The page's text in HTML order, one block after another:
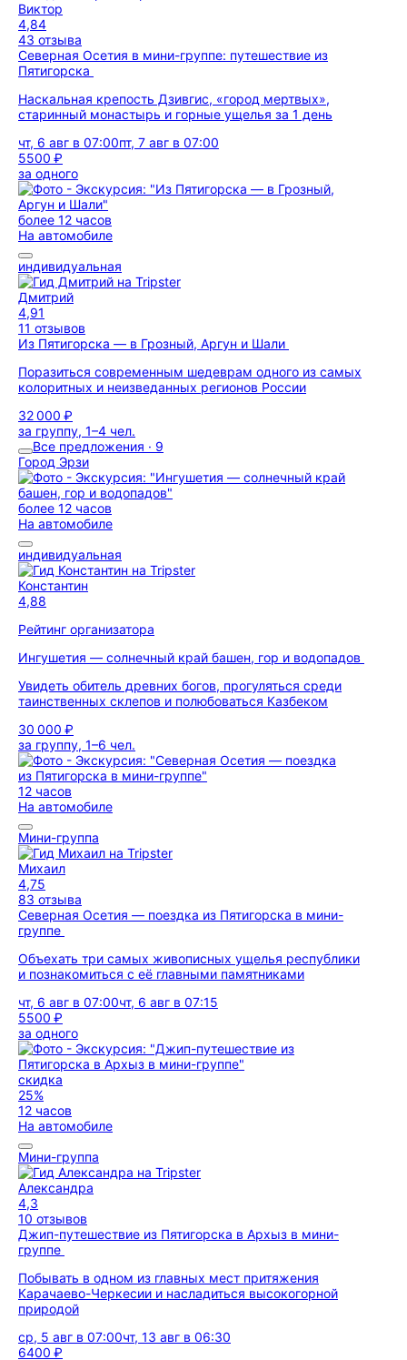
Виктор
4,84
43 отзыва
Северная Осетия в мини-группе: путешествие из
Пятигорска
Наскальная крепость Дзивгис, «город мертвых»,
старинный монастырь и горные ущелья за 1 день
чт, 6 авг в 07:00пт, 7 авг в 07:00
5500 ₽
за одного
более 12 часов
На автомобиле
индивидуальная
Дмитрий
4,91
11 отзывов
Из Пятигорска — в Грозный, Аргун и Шали
Поразиться современным шедеврам одного из самых
колоритных и неизведанных регионов России
32 000 ₽
за группу, 1–4 чел.
Все предложения · 9
Город Эрзи
более 12 часов
На автомобиле
индивидуальная
Константин
4,88
Рейтинг организатора
Ингушетия — солнечный край башен, гор и водопадов
Увидеть обитель древних богов, прогуляться среди
таинственных склепов и полюбоваться Казбеком
30 000 ₽
за группу, 1–6 чел.
12 часов
На автомобиле
Мини-группа
Михаил
4,75
83 отзыва
Северная Осетия — поездка из Пятигорска в мини-
группе
Объехать три самых живописных ущелья республики
и познакомиться с её главными памятниками
чт, 6 авг в 07:00чт, 6 авг в 07:15
5500 ₽
за одного
скидка
25%
12 часов
На автомобиле
Мини-группа
Александра
4,3
10 отзывов
Джип-путешествие из Пятигорска в Архыз в мини-
группе
Побывать в одном из главных мест притяжения
Карачаево-Черкесии и насладиться высокогорной
природой
ср, 5 авг в 07:00чт, 13 авг в 06:30
6400 ₽